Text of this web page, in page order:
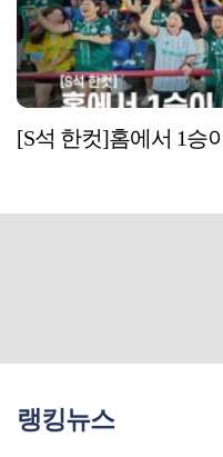
[S석 한컷]홈에서 1승
랭킹뉴스